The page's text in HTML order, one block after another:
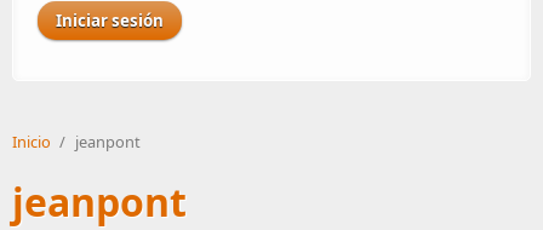
Inicio / jeanpont
jeanpont